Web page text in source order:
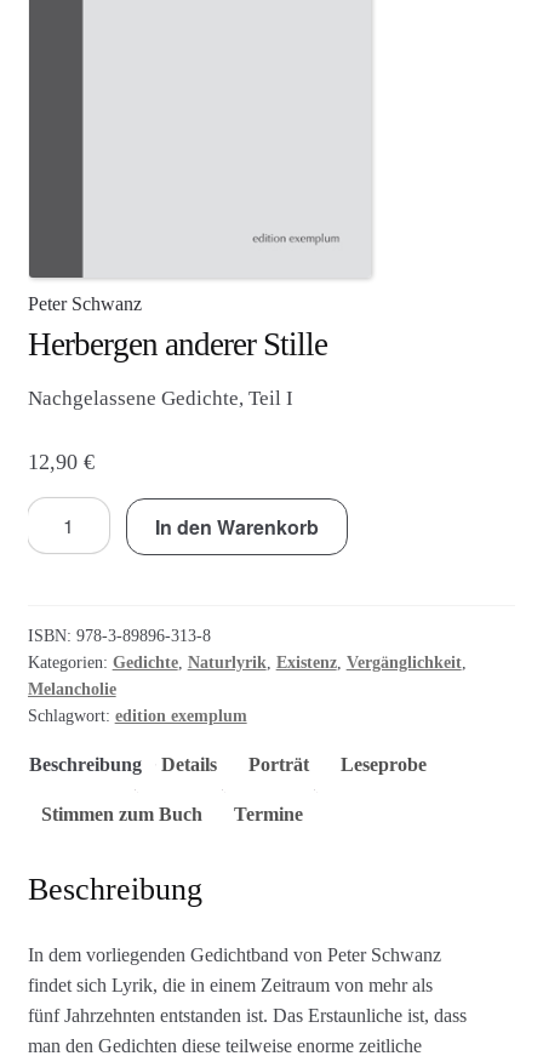
Peter Schwanz
Herbergen anderer Stille
Nachgelassene Gedichte, Teil I
12,90 €
Herbergen
anderer
In den Warenkorb
ISBN: 978-3-89896-313-8
Kategorien: Gedichte, Naturlyrik, Existenz, Vergänglichkeit,
Melancholie
Schlagwort: edition exemplum
Beschreibung Details Porträt Leseprobe
Stimmen zum Buch Termine
Beschreibung
In dem vorliegenden Gedichtband von Peter Schwanz
findet sich Lyrik, die in einem Zeitraum von mehr als
fünf Jahrzehnten entstanden ist. Das Erstaunliche ist, dass
man den Gedichten diese teilweise enorme zeitliche